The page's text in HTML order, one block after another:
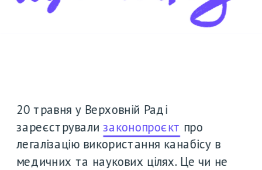
20 травня у Верховній Раді
зареєстрували законопроєкт про
легалізацію використання канабісу в
медичних та наукових цілях. Це чи не